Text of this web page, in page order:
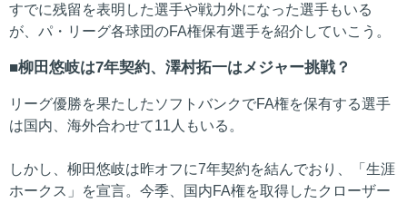
すでに残留を表明した選手や戦力外になった選手もいる
が、パ・リーグ各球団のFA権保有選手を紹介していこう。
柳田悠岐は7年契約、澤村拓一はメジャー挑戦？
リーグ優勝を果たしたソフトバンクでFA権を保有する選手
は国内、海外合わせて11人もいる。
しかし、柳田悠岐は昨オフに7年契約を結んでおり、「生涯
ホークス」を宣言。今季、国内FA権を取得したクローザー